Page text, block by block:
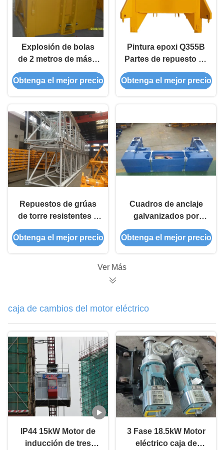
Explosión de bolas
de 2 metros de mástil
sección grúa torre
piezas de repuesto
Obtenga el mejor precio
Pintura epoxi Q355B
Partes de repuesto de
grúas de torre de
mástil de
Obtenga el mejor precio
Repuestos de grúas
de torre resistentes a
la oxidación Sección
de mástil 660Mpa
Obtenga el mejor precio
Cuadros de anclaje
galvanizados por
inmersión en caliente
para grúas torre
Obtenga el mejor precio
Ver Más
caja de cambios del motor eléctrico
IP44 15kW Motor de
inducción de tres
3 Fase 18.5kW Motor
eléctrico caja de